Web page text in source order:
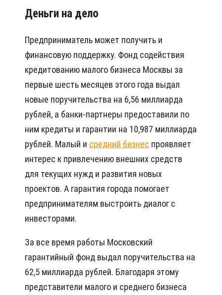
Деньги на дело
Предприниматель может получить и
финансовую поддержку. Фонд содействия
кредитованию малого бизнеса Москвы за
первые шесть месяцев этого года выдал
новые поручительства на 6,56 миллиарда
рублей, а банки-партнеры предоставили по
ним кредиты и гарантии на 10,987 миллиарда
рублей. Малый и средний бизнес проявляет
интерес к привлечению внешних средств
для текущих нужд и развития новых
проектов. А гарантия города помогает
предпринимателям выстроить диалог с
инвесторами.
За все время работы Московский
гарантийный фонд выдал поручительства на
62,5 миллиарда рублей. Благодаря этому
представители малого и среднего бизнеса